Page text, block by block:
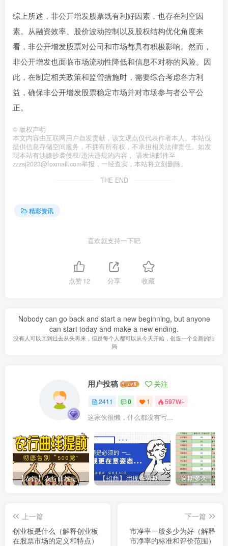
综上所述，非公开增发股票既有利好因素，也存在利空因
素。从融资效率、股价波动控制以及股权结构优化角度来
看，非公开增发股票对公司和市场都具有积极影响。然而，
非公开增发也面临市场流动性降低和信息不对称的风险。因
此，在制定相关政策和监管措施时，需要综合考虑各方利
益，确保非公开增发股票稳定市场并对市场参与者公平公
正。
© 版权声明
本文内容由互联网用户自发贡献，该文观点仅代表作者本人。本站仅
提供信息存储空间服务，不拥有所有权，不承担相关法律责任。如发
现本站有涉嫌抄袭侵权/违法违规的内容， 请发送邮件至
zzzsj2023@foxmail.com举报，一经查实，本站将立刻删除。
THE END
精彩资讯
喜欢就支持一下吧
点赞12 分享 收藏
Nobody can go back and start a new beginning, but anyone
can start today and make a new ending.
没有人可以回到过去从头再来，但是每个人都可以从今天开始，创造一个全新的结
局
用户投稿 关注
2411 0 1 597W+
这家伙很懒，什么都没有写...
【农行】农行曲线提额，彻底告别“500党” 【招商】用现金分期提额，额度直上6万
上一篇
创业板是什么（解释创业板
在股票市场的定义和特点）
下一篇
市净率一般多少为好（解释
市净率的标准和评价范围）